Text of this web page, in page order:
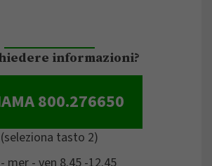
informazioni?
800.276650
(seleziona tasto 2)